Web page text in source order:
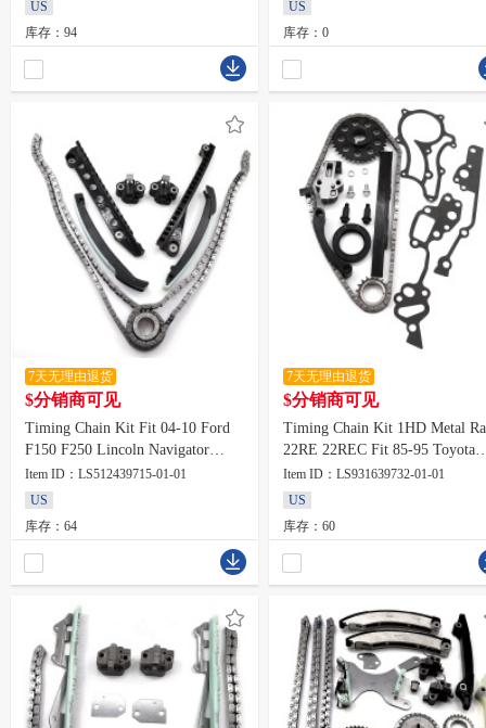
US
库存：94
外线，尺寸：170 x 65 x 47英
寸，净重7.1磅，厚0.16英寸
US
库存：0
7天无理由退货
$分销商可见
Timing Chain Kit Fit 04-10 Ford
F150 F250 Lincoln Navigator
TRITON V8 5.4 24V
Item ID：LS512439715-01-01
US
库存：64
7天无理由退货
$分销商可见
Timing Chain Kit 1HD Metal
22RE 22REC Fit 85-95 Toyota
Pickup 4runner
Item ID：LS931639732-01-01
US
库存：60